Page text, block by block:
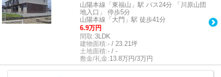
山陽本線「東福山」駅 バス24分 「川原山団
地入口」 停歩5分
山陽本線「大門」駅 徒歩41分
6.9万円
間取:3LDK
建物面積:- / 23.21坪
土地面積:- / -
敷金/礼金:13.8万円/3万円